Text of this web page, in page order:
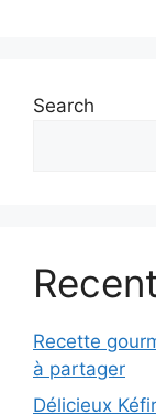
Search
Recette
à partager
Délicieux